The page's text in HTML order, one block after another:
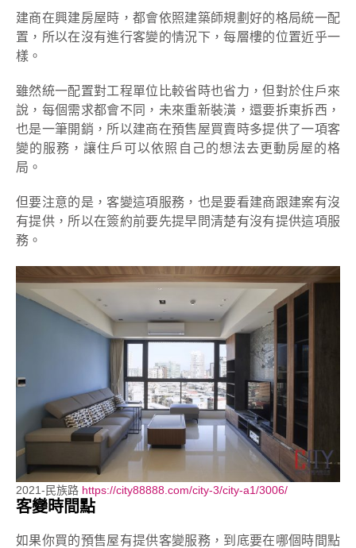
建商在興建房屋時，都會依照建築師規劃好的格局統一配
置，所以在沒有進行客變的情況下，每層樓的位置近乎一
樣。
雖然統一配置對工程單位比較省時也省力，但對於住戶來
說，每個需求都會不同，未來重新裝潢，還要拆東拆西，
也是一筆開銷，所以建商在預售屋買賣時多提供了一項客
變的服務，讓住戶可以依照自己的想法去更動房屋的格
局。
但要注意的是，客變這項服務，也是要看建商跟建案有沒
有提供，所以在簽約前要先提早問清楚有沒有提供這項服
務。
2021-民族路 https://city88888.com/city-3/city-a1/3006/
客變時間點
如果你買的預售屋有提供客變服務，到底要在哪個時間點